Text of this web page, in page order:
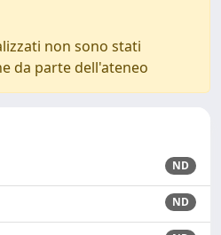
non sono stati
da parte dell'ateneo
ND
ND